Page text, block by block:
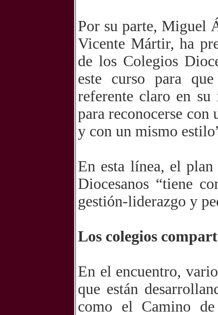
Por su parte, Miguel
Vicente Mártir, ha
de los Colegios
este curso para
referente claro en
para reconocerse
y con un mismo
En esta línea, el
Diocesanos “tiene
gestión-liderazgo y
Los colegios
En el encuentro,
que están
como el Camino